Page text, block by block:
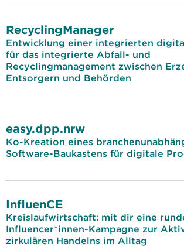
RecyclingManager
Entwicklung einer integrierten
für das integrierte Abfall- und
Recyclingmanagement zwischen
Entsorgern und Behörden
easy.dpp.nrw
Ko-Kreation eines
Software-Baukastens für digitale
InfluenCE
Kreislaufwirtschaft: mit dir eine
Influencer*innen-Kampagne zur
zirkulären Handelns im Alltag